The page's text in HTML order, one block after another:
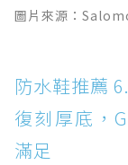
圖片來源：
防水鞋推薦
復刻厚底，
滿足